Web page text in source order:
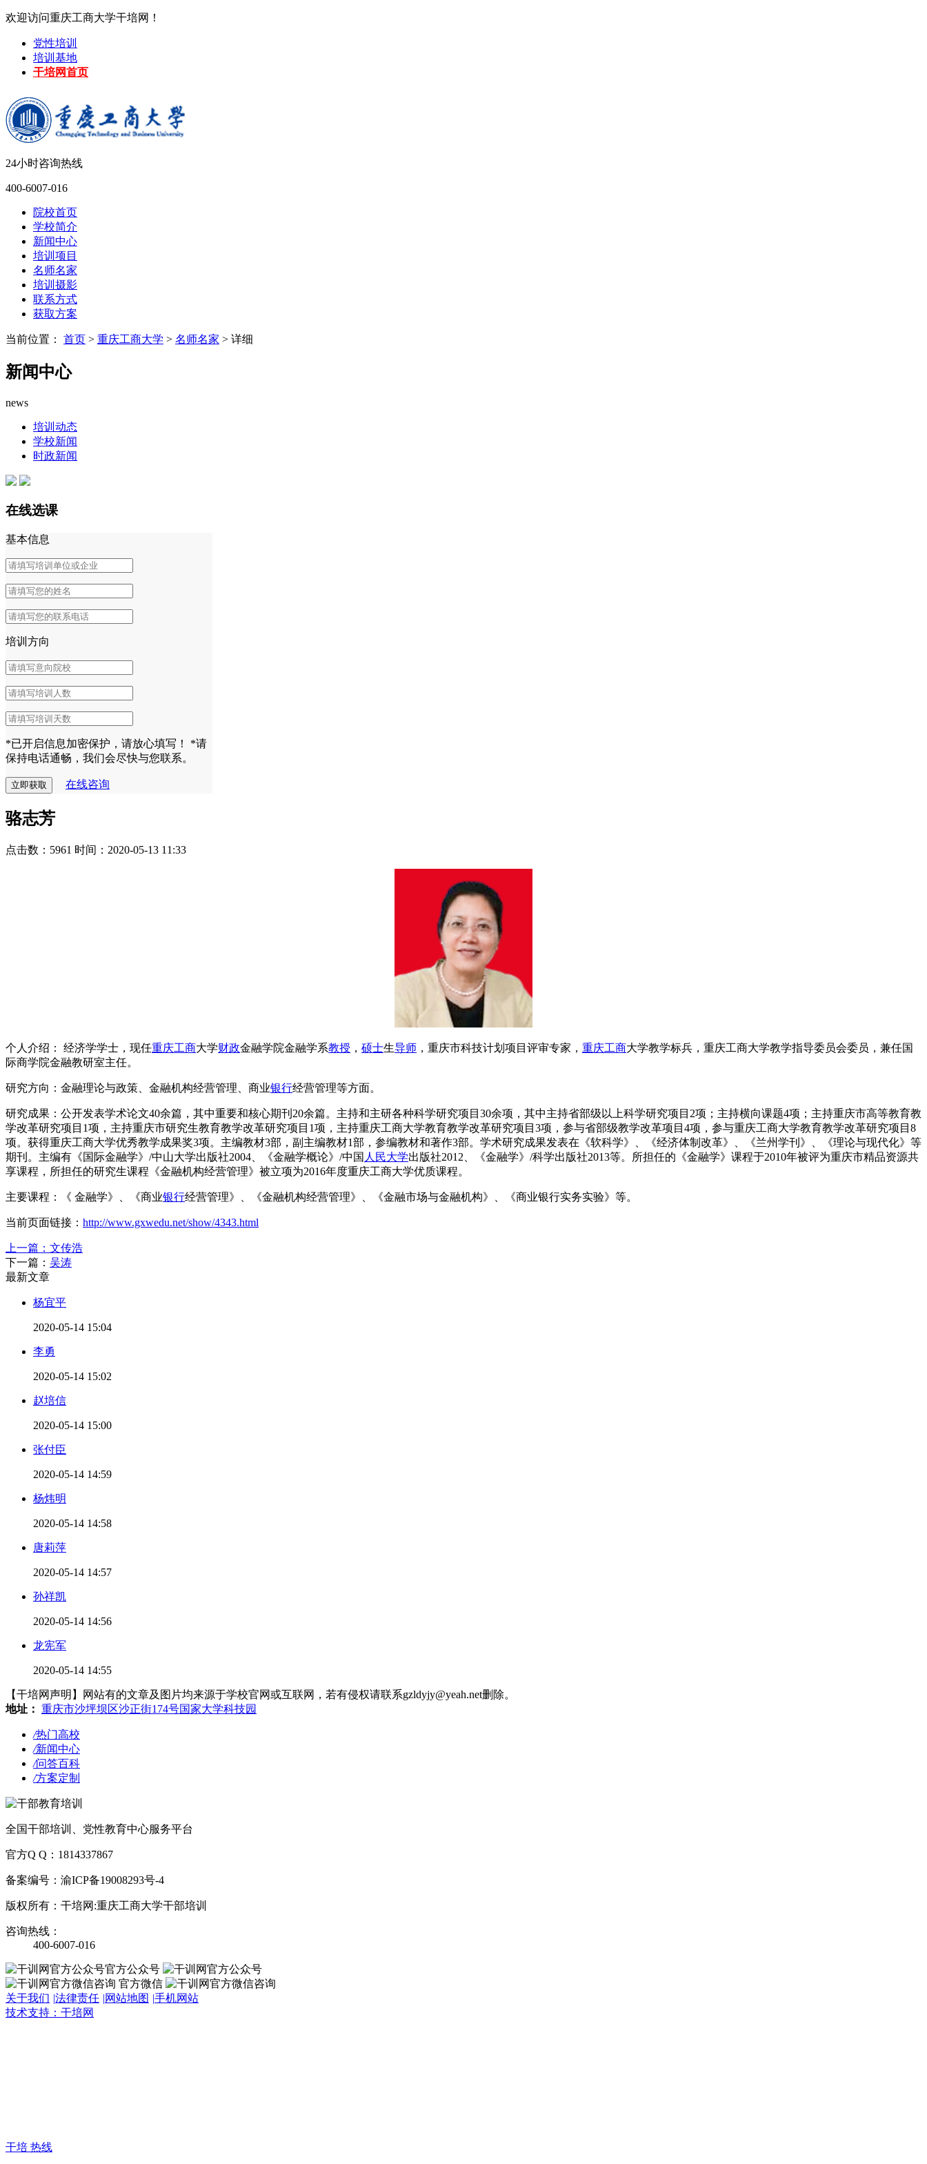
欢迎访问重庆工商大学干培网！
党性培训
培训基地
干培网首页
24小时咨询热线
400-6007-016
院校首页
学校简介
新闻中心
培训项目
名师名家
培训摄影
联系方式
获取方案
当前位置： 首页 > 重庆工商大学 > 名师名家 > 详细
新闻中心
news
培训动态
学校新闻
时政新闻
在线选课
基本信息
培训方向
*已开启信息加密保护，请放心填写！
*请
保持电话通畅，我们会尽快与您联系。
在线咨询
骆志芳
点击数：5961 时间：2020-05-13 11:33
个人介绍： 经济学学士，现任重庆工商大学财政金融学院金融学系教授 ， 硕士生导师 ，重庆市科技计划项目评审专家， 重庆工商大学教学标兵，重庆工商大学教学指导委员会委员，兼任国
际商学院金融教研室主任。
研究方向：金融理论与政策、金融机构经营管理、商业银行经营管理等方面。
研究成果：公开发表学术论文40余篇，其中重要和核心期刊20余篇。主持和主研各种科学研究项目30余项，其中主持省部级以上科学研究项目2项；主持横向课题4项；主持重庆市高等教育教
学改革研究项目1项，主持重庆市研究生教育教学改革研究项目1项，主持重庆工商大学教育教学改革研究项目3项，参与省部级教学改革项目4项，参与重庆工商大学教育教学改革研究项目8
项。获得重庆工商大学优秀教学成果奖3项。主编教材3部，副主编教材1部，参编教材和著作3部。学术研究成果发表在《软科学》、《经济体制改革》、《兰州学刊》、《理论与现代化》等
期刊。主编有《国际金融学》/中山大学出版社2004、《金融学概论》/中国 人民大学出版社2012、《金融学》/科学出版社2013等。所担任的《金融学》课程于2010年被评为重庆市精品资源共
享课程，所担任的研究生课程《金融机构经营管理》被立项为2016年度重庆工商大学优质课程。
主要课程：《 金融学》、《商业银行经营管理》、《金融机构经营管理》、《金融市场与金融机构》、《商业银行实务实验》等。
当前页面链接： http://www.gxwedu.net/show/4343.html
上一篇： 文传浩
下一篇： 吴涛
最新文章
杨宜平
2020-05-14 15:04
李勇
2020-05-14 15:02
赵培信
2020-05-14 15:00
张付臣
2020-05-14 14:59
杨炜明
2020-05-14 14:58
唐莉萍
2020-05-14 14:57
孙祥凯
2020-05-14 14:56
龙宪军
2020-05-14 14:55
【干培网声明】网站有的文章及图片均来源于学校官网或互联网，若有侵权请联系gzldyjy@yeah.net删除。
地址： 重庆市沙坪坝区沙正街174号国家大学科技园
/热门高校
/新闻中心
/问答百科
/方案定制
全国干部培训、党性教育中心服务平台
官方Q Q：1814337867
备案编号：渝ICP备19008293号-4
版权所有：干培网:重庆工商大学干部培训
咨询热线：
400-6007-016
官方公众号
官方微信
关于我们 |法律责任 |网站地图 |手机网站
技术支持：干培网
干培 热线